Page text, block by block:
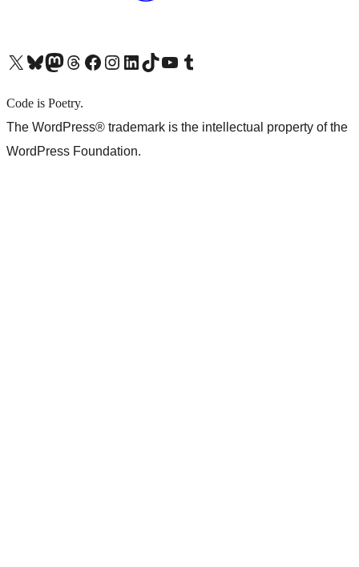
X (旧 Twitter) アカウントへBluesky アカウントへMastodon アカウントへThreads アカウントへ Facebook ページへInstagram アカウントへ LinkedIn アカウントへTikTok アカウントへYouTube チャンネルへ Tumblr アカウントへ
Code is Poetry.
The WordPress® trademark is the intellectual property of the
WordPress Foundation.